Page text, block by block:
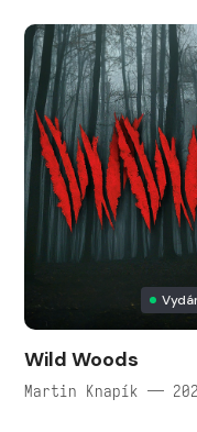
Wild Woods
Martin Knapík —